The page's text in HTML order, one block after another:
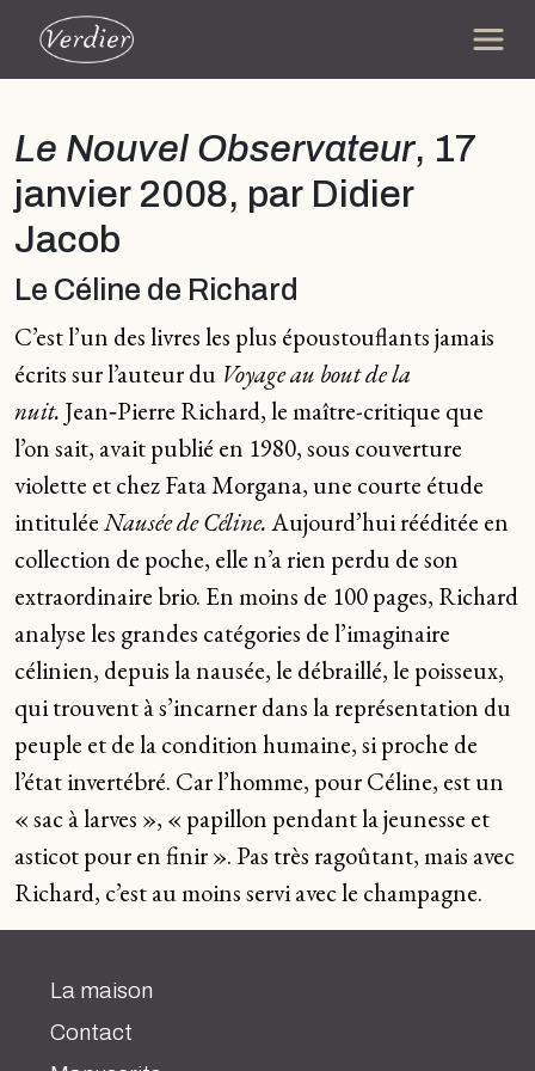
Le Nouvel Observateur, 17
janvier 2008, par Didier
Jacob
Le Céline de Richard
C’est l’un des livres les plus époustouflants jamais
écrits sur l’auteur du Voyage au bout de la
nuit. Jean‑Pierre Richard, le maître-critique que
l’on sait, avait publié en 1980, sous couverture
violette et chez Fata Morgana, une courte étude
intituléeNausée de Céline.Aujourd’hui rééditée en
collection de poche, elle n’a rien perdu de son
extraordinaire brio. En moins de 100 pages, Richard
analyse les grandes catégories de l’imaginaire
célinien, depuis la nausée, le débraillé, le poisseux,
qui trouvent à s’incarner dans la représentation du
peuple et de la condition humaine, si proche de
l’état invertébré. Car l’homme, pour Céline, est un
« sac à larves », « papillon pendant la jeunesse et
asticot pour en finir ». Pas très ragoûtant, mais avec
Richard, c’est au moins servi avec le champagne.
La maison
Contact